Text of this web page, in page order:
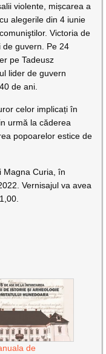
violente, mișcarea a
alegerile din 4 iunie
Victoria de
de guvern. Pe 24
pe Tadeusz
lider de guvern
de ani.
celor implicați în
urmă la căderea
popoarelor estice de
Magna Curia, în
Vernisajul va avea
de